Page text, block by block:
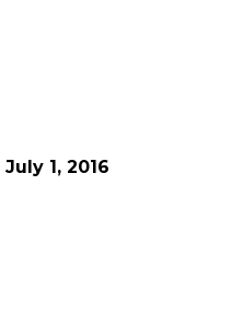
July 1, 2016